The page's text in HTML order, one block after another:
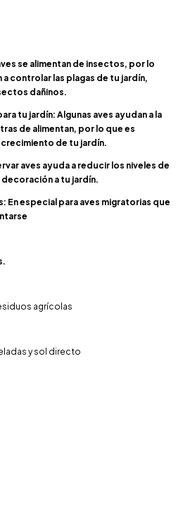
se alimentan de insectos, por lo
controlar las plagas de tu jardín,
dañinos.
tu jardín: Algunas aves ayudan a la
de alimentan, por lo que es
de tu jardín.
aves ayuda a reducir los niveles de
a tu jardín.
En especial para aves migratorias que
agrícolas
y sol directo